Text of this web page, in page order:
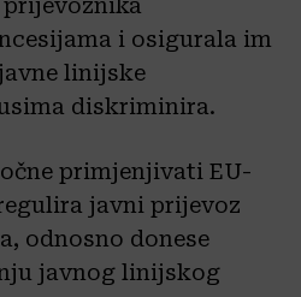
i osigurala im
linijske
diskriminira.
primjenjivati EU-
javni prijevoz
odnosno donese
javnog linijskog